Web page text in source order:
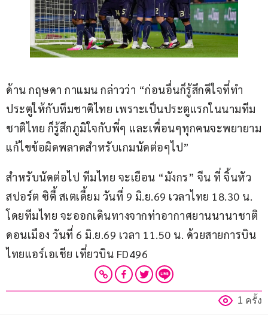
ด้าน กฤษดา กาแมน กล่าวว่า “ก่อนอื่นก็รู้สึกดีใจที่ทำ
ประตูให้กับทีมชาติไทย เพราะเป็นประตูแรกในนามทีม
ชาติไทย ก็รู้สึกภูมิใจกับพี่ๆ และเพื่อนๆทุกคนจะพยายาม
แก้ไขข้อผิดพลาดสำหรับเกมนัดต่อๆไป”
สำหรับนัดต่อไป ทีมไทย จะเยือน “มังกร” จีน ที่ จิ้นหัว
สปอร์ต ซิตี้ สเตเดี้ยม วันที่ 9 มิ.ย.69 เวลาไทย 18.30 น.
โดยทีมไทย จะออกเดินทางจากท่าอากาศยานนานาชาติ
ดอนเมือง วันที่ 6 มิ.ย.69 เวลา 11.50 น. ด้วยสายการบิน
ไทยแอร์เอเชีย เที่ยวบิน FD496
1 ครั้ง